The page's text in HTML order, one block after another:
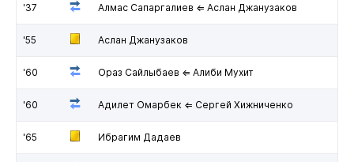
'37 Алмас Сапаргалиев ⇐ Аслан Джанузаков
'55 Аслан Джанузаков
'60 Ораз Сайлыбаев ⇐ Алиби Мухит
'60 Адилет Омарбек ⇐ Сергей Хижниченко
'65 Ибрагим Дадаев